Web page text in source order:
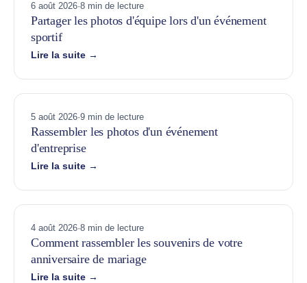
6 août 2026·8 min de lecture
Partager les photos d'équipe lors d'un événement
sportif
Lire la suite →
5 août 2026·9 min de lecture
Rassembler les photos d'un événement
d'entreprise
Lire la suite →
4 août 2026·8 min de lecture
Comment rassembler les souvenirs de votre
anniversaire de mariage
Lire la suite →